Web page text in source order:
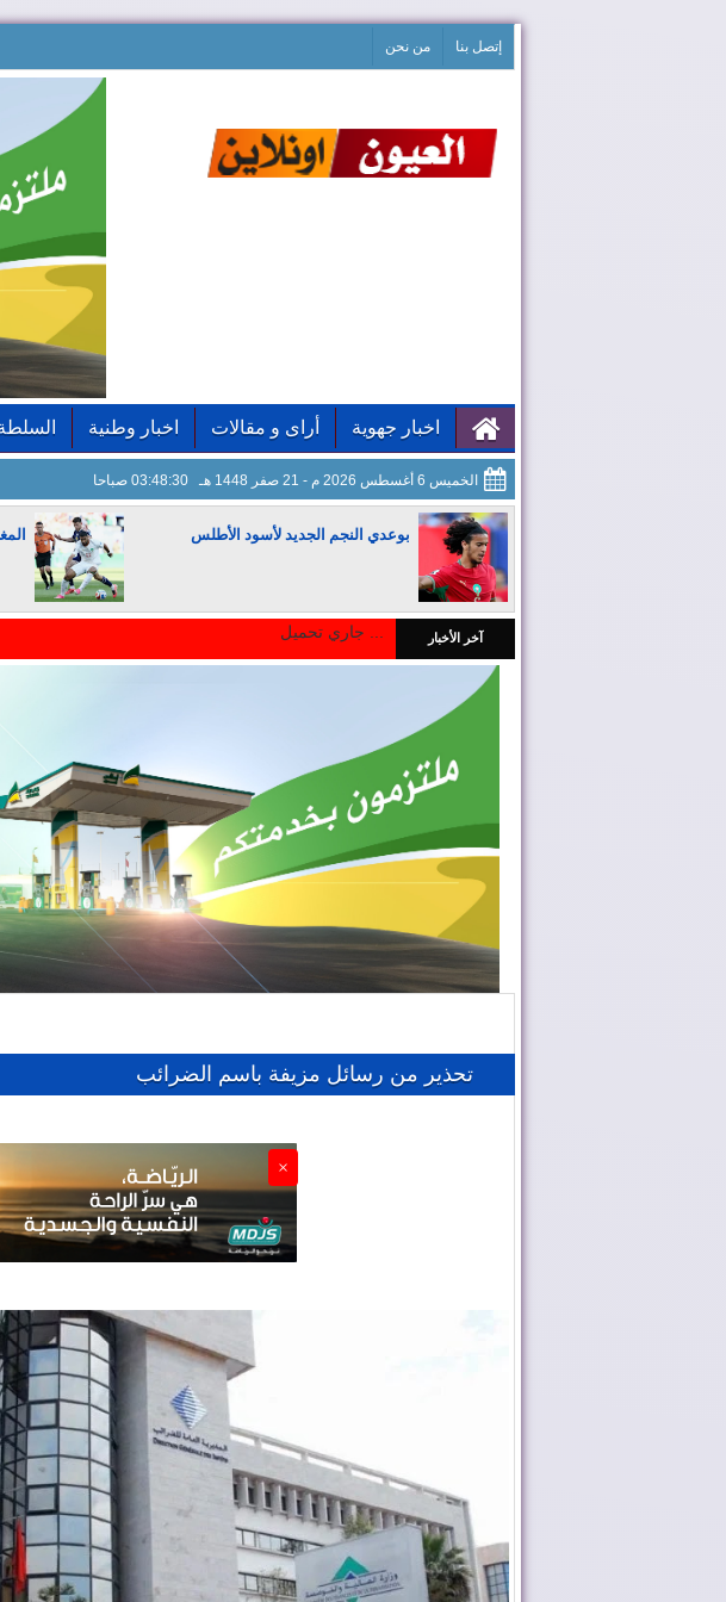
إتصل بنا من نحن
اخبار جهوية أراى و مقالات اخبار وطنية
الخميس 6 أغسطس 2026 م - 21 صفر 1448 هـ 03:48:31 صباحا
بوعدي النجم الجديد لأسود الأطلس
المغرب يجذب كبار المستثمرين آخر الأخبار
تحذير من رسائل مزيفة باسم الضرائب
×